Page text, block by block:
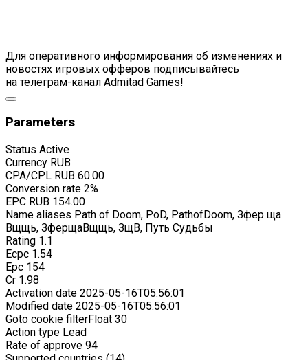
Для оперативного информирования об изменениях и
новостях игровых офферов подписывайтесь
на телеграм-канал Admitad Games!
Parameters
Status Active
Currency RUB
CPA/CPL RUB 60.00
Conversion rate 2%
EPC RUB 154.00
Name aliases Path of Doom, PoD, PathofDoom, Зфер ща
Вщщь, ЗферщаВщщь, ЗщВ, Путь Судьбы
Rating 1.1
Ecpc 1.54
Epc 154
Cr 1.98
Activation date 2025-05-16T05:56:01
Modified date 2025-05-16T05:56:01
Goto cookie filterFloat 30
Action type Lead
Rate of approve 94